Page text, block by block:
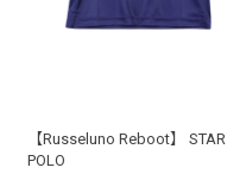
【Russeluno Reboot】 STAR
POLO